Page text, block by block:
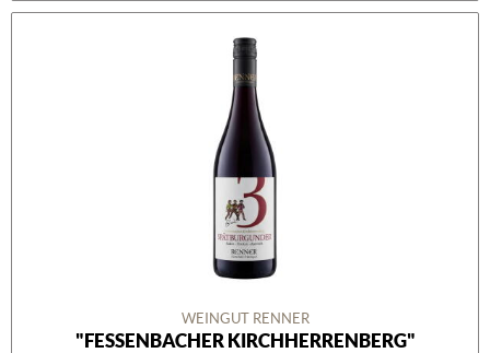
WEINGUT RENNER
"FESSENBACHER KIRCHHERRENBERG"